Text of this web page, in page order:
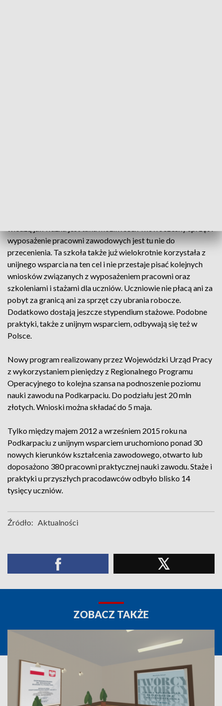
wyposażenie pracowni zawodowych jest tu nie do
przecenienia. Ta szkoła także już wielokrotnie korzystała z
unijnego wsparcia na ten cel i nie przestaje pisać kolejnych
wniosków związanych z wyposażeniem pracowni oraz
szkoleniami i stażami dla uczniów. Uczniowie nie płacą ani za
pobyt za granicą ani za sprzęt czy ubrania robocze.
Dodatkowo dostają jeszcze stypendium stażowe. Podobne
praktyki, także z unijnym wsparciem, odbywają się też w
Polsce.
Nowy program realizowany przez Wojewódzki Urząd Pracy
z wykorzystaniem pieniędzy z Regionalnego Programu
Operacyjnego to kolejna szansa na podnoszenie poziomu
nauki zawodu na Podkarpaciu. Do podziału jest 20 mln
złotych. Wnioski można składać do 5 maja.
Tylko między majem 2012 a wrześniem 2015 roku na
Podkarpaciu z unijnym wsparciem uruchomiono ponad 30
nowych kierunków kształcenia zawodowego, otwarto lub
doposażono 380 pracowni praktycznej nauki zawodu. Staże i
praktyki u przyszłych pracodawców odbyło blisko 14
tysięcy uczniów.
Źródło: Aktualności
ZOBACZ TAKŻE